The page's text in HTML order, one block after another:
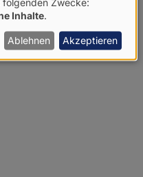
Inhalte
Ablehnen Akzeptieren